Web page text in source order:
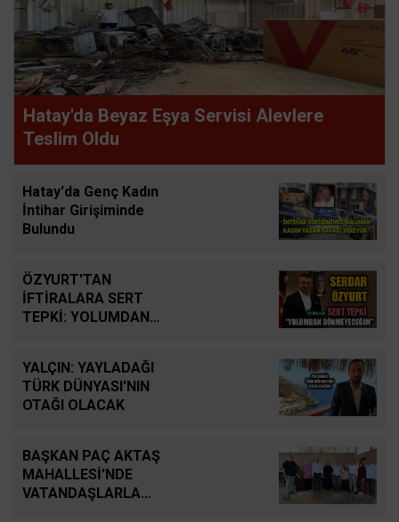
Hatay'da Beyaz Eşya Servisi Alevlere
Teslim Oldu
Hatay'da Genç Kadın
İntihar Girişiminde
Bulundu
ÖZYURT'TAN
İFTİRALARA SERT
TEPKİ: YOLUMDAN
YALÇIN: YAYLADAĞI
TÜRK DÜNYASI'NIN
OTAĞI OLACAK
BAŞKAN PAÇ AKTAŞ
MAHALLESİ'NDE
VATANDAŞLARLA